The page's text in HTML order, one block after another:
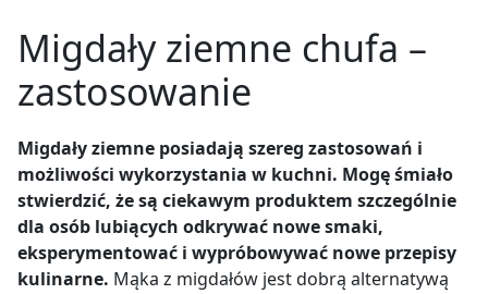
Migdały ziemne chufa –
zastosowanie
Migdały ziemne posiadają szereg zastosowań i
możliwości wykorzystania w kuchni. Mogę śmiało
stwierdzić, że są ciekawym produktem szczególnie
dla osób lubiących odkrywać nowe smaki,
eksperymentować i wypróbowywać nowe przepisy
kulinarne. Mąka z migdałów jest dobrą alternatywą